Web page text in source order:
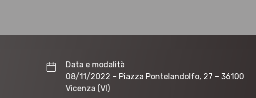
Data e modalità
08/11/2022 – Piazza Pontelandolfo, 27 – 36100
Vicenza (VI)